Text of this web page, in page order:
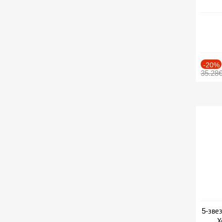
-20%
35.28€
5-